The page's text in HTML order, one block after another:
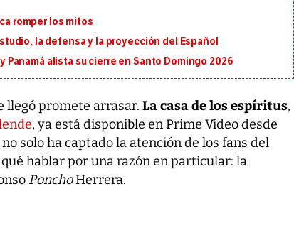
romper los mitos
la defensa y la proyección del Español
Panamá alista su cierre en Santo Domingo 2026
llegó promete arrasar. La casa de los espíritus,
, ya está disponible en Prime Video desde
solo ha captado la atención de los fans del
hablar por una razón en particular: la
PonchoHerrera.